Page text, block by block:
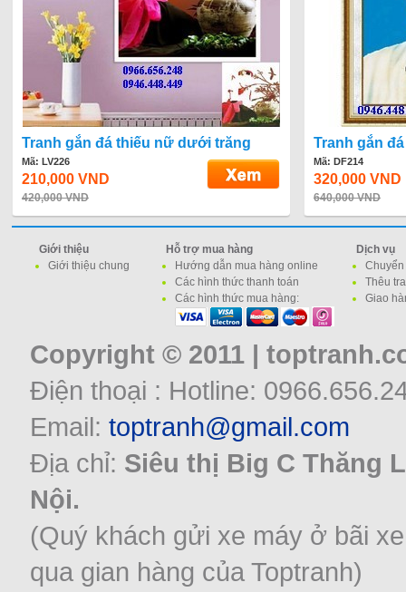
Tranh gắn đá thiếu nữ dưới trăng
Mã: LV226
210,000 VND
420,000 VND
Tranh gắn
Mã: DF214
320,000 VND
640,000 VND
Giới thiệu
Giới thiệu chung
Hỗ trợ mua hàng
Hướng dẫn mua hàng online
Các hình thức thanh toán
Các hình thức mua hàng:
Dịch vụ
Thêu
Giao
Copyright © 2011 |
Điện thoại : Hotline:
Email: toptranh@gmail.com
Địa chỉ: Siêu thị Big C Thăng
Nội.
(Quý khách gửi xe máy ở bãi
qua gian hàng của Toptranh)